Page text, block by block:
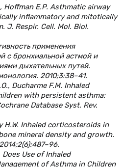
Hoffman E.P. Asthmatic airway
inflammatory and mitotically
J. Respir. Cell. Mol. Biol.
применения
с бронхиальной астмой и
дыхательных путей.
2010;3:38–41.
Ducharme F.M. Inhaled
with persistent asthma:
Database Syst. Rev.
H.W. Inhaled corticosteroids in
mineral density and growth.
Does Use of Inhaled
of Asthma in Children